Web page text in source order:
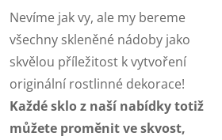
Nevíme jak vy, ale my bereme
všechny skleněné nádoby jako
skvělou příležitost k vytvoření
originální rostlinné dekorace!
Každé sklo z naší nabídky totiž
můžete proměnit ve skvost,